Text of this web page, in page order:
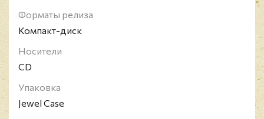
выпустил несколько испаноязычных альбомов в
1990-е. Он также выступал на сцене и на ТВ в
Мексике, от чего стал местной звездой. В 1994
году он появился в главных ролях в американской
мыльной опере "Главный госпиталь", сыграв
пуэрто-риканского певца.
Форматы релиза
Компакт-диск
Носители
CD
Упаковка
Jewel Case